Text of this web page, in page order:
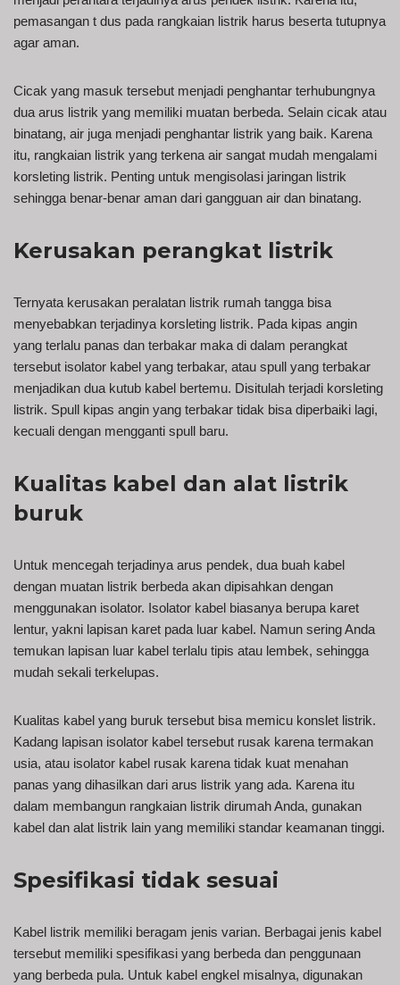
pemasangan t dus pada rangkaian listrik harus beserta tutupnya
agar aman.
Cicak yang masuk tersebut menjadi penghantar terhubungnya
dua arus listrik yang memiliki muatan berbeda. Selain cicak atau
binatang, air juga menjadi penghantar listrik yang baik. Karena
itu, rangkaian listrik yang terkena air sangat mudah mengalami
korsleting listrik. Penting untuk mengisolasi jaringan listrik
sehingga benar-benar aman dari gangguan air dan binatang.
Kerusakan perangkat listrik
Ternyata kerusakan peralatan listrik rumah tangga bisa
menyebabkan terjadinya korsleting listrik. Pada kipas angin
yang terlalu panas dan terbakar maka di dalam perangkat
tersebut isolator kabel yang terbakar, atau spull yang terbakar
menjadikan dua kutub kabel bertemu. Disitulah terjadi korsleting
listrik. Spull kipas angin yang terbakar tidak bisa diperbaiki lagi,
kecuali dengan mengganti spull baru.
Kualitas kabel dan alat listrik
buruk
Untuk mencegah terjadinya arus pendek, dua buah kabel
dengan muatan listrik berbeda akan dipisahkan dengan
menggunakan isolator. Isolator kabel biasanya berupa karet
lentur, yakni lapisan karet pada luar kabel. Namun sering Anda
temukan lapisan luar kabel terlalu tipis atau lembek, sehingga
mudah sekali terkelupas.
Kualitas kabel yang buruk tersebut bisa memicu konslet listrik.
Kadang lapisan isolator kabel tersebut rusak karena termakan
usia, atau isolator kabel rusak karena tidak kuat menahan
panas yang dihasilkan dari arus listrik yang ada. Karena itu
dalam membangun rangkaian listrik dirumah Anda, gunakan
kabel dan alat listrik lain yang memiliki standar keamanan tinggi.
Spesifikasi tidak sesuai
Kabel listrik memiliki beragam jenis varian. Berbagai jenis kabel
tersebut memiliki spesifikasi yang berbeda dan penggunaan
yang berbeda pula. Untuk kabel engkel misalnya, digunakan